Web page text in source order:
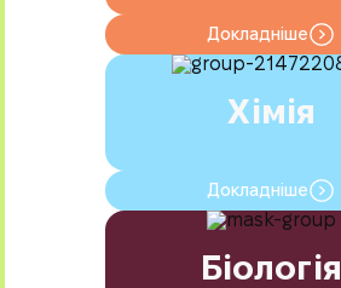
Докладніше
Хімія
Докладніше
Біологія